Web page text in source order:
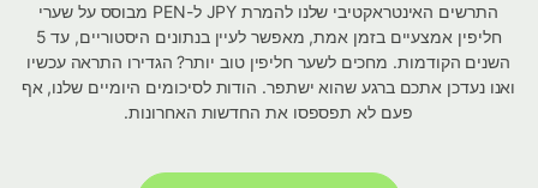
התרשים האינטראקטיבי שלנו להמרת JPY ל-PEN מבוסס על שערי
חליפין אמצעיים בזמן אמת, מאפשר לעיין בנתונים היסטוריים, עד 5
השנים הקודמות. מחכים לשער חליפין טוב יותר? הגדירו התראה עכשיו
ואנו נעדכן אתכם ברגע שהוא ישתפר. הודות לסיכומים היומיים שלנו, אף
פעם לא תפספסו את החדשות האחרונות.